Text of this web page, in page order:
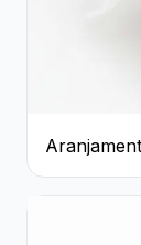
Trandafiri